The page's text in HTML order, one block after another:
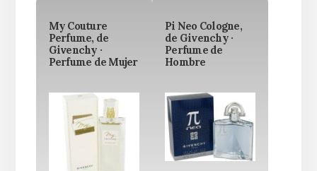
My Couture
Perfume, de
Givenchy ·
Perfume de Mujer
Pi Neo Cologne,
de Givenchy ·
Perfume de
Hombre